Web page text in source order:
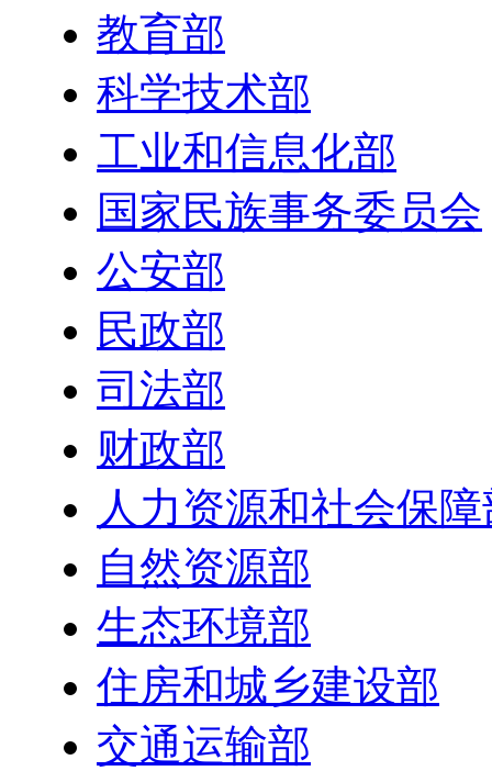
教育部
科学技术部
工业和信息化部
国家民族事务委员会
公安部
民政部
司法部
财政部
人力资源和社会保
自然资源部
生态环境部
住房和城乡建设部
交通运输部